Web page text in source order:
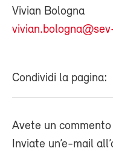
Vivian Bologna
Condividi la pagina:
Avete un
Inviate un’e-mail